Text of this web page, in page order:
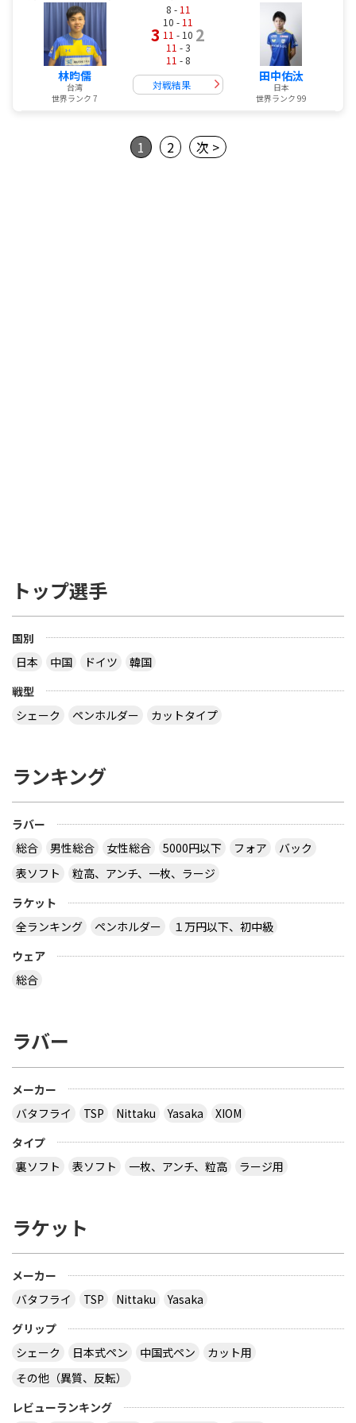
林昀儒
台湾
世界ランク 7
3
8 - 11
10 - 11
11 - 10
11 - 3
11 - 8
2
対戦結果
田中佑汰
日本
世界ランク 99
1 2 次 >
トップ選手
国別
日本
中国 ドイツ
韓国
戦型
シェーク
ペンホルダー カットタイプ
ランキング
ラバー
総合
男性総合 女性総合 5000円以下 フォア
バック
表ソフト
粒高、アンチ、一枚、ラージ
ラケット
全ランキング
ペンホルダー
１万円以下、初中級
ウェア
総合
ラバー
メーカー
バタフライ
TSP Nittaku Yasaka
XIOM
タイプ
裏ソフト
表ソフト 一枚、アンチ、粒高 ラージ用
ラケット
メーカー
バタフライ
TSP Nittaku
Yasaka
グリップ
シェーク
日本式ペン 中国式ペン
カット用
その他（異質、反転）
レビューランキング